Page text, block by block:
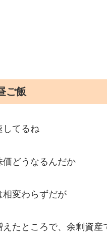
ご飯
してるね
価どうなるんだか
相変わらずだが
えたところで、余剰資産